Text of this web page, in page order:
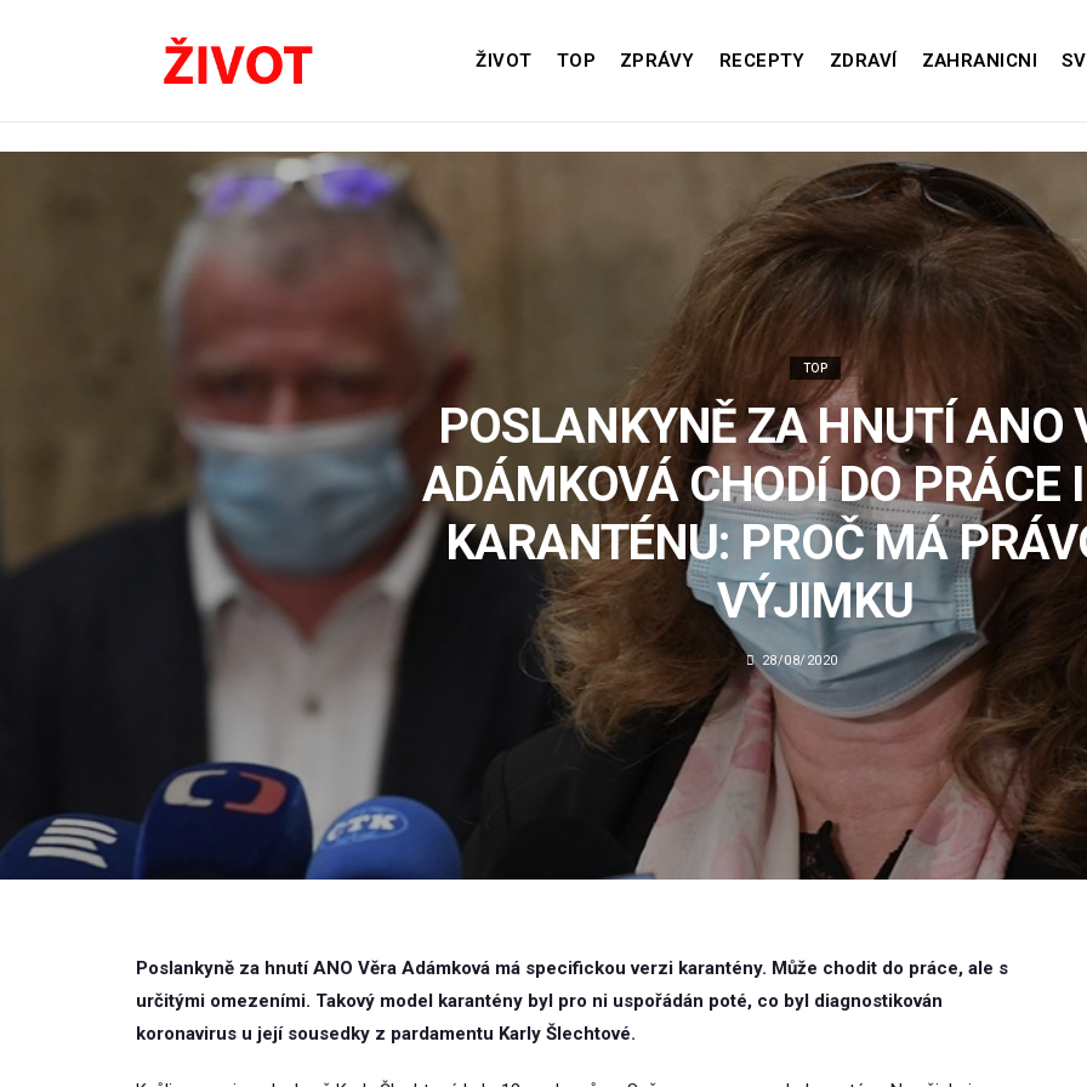
ŽIVOT TOP ZPRÁVY RECEPTY ZDRAVÍ ZAHRANICNI
TOP
POSLANKYNĚ ZA HNUTÍ ANO
ADÁMKOVÁ CHODÍ DO PRÁCE
KARANTÉNU: PROČ MÁ
VÝJIMKU
28/08/2020
Poslankyně za hnutí ANO Věra Adámková má specifickou verzi karantény. Může chodit do práce, ale s
určitými omezeními. Takový model karantény byl pro ni uspořádán poté, co byl diagnostikován
koronavirus u její sousedky z pardamentu Karly Šlechtové.